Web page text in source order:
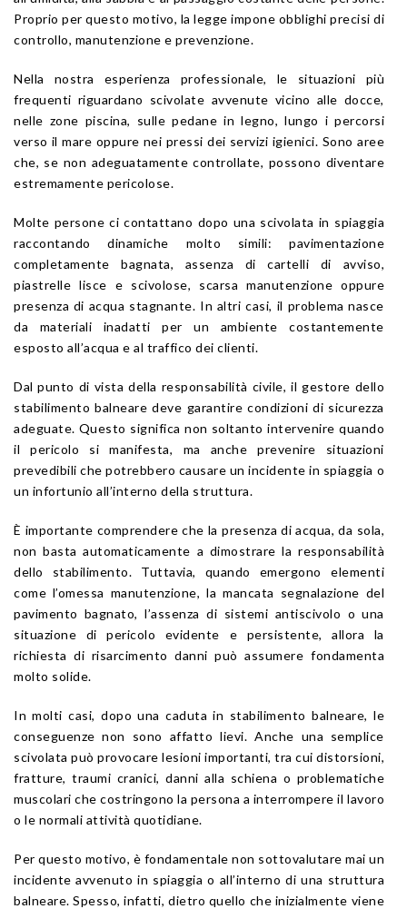
Proprio per questo motivo, la legge impone obblighi precisi di
controllo, manutenzione e prevenzione.
Nella nostra esperienza professionale, le situazioni più
frequenti riguardano scivolate avvenute vicino alle docce,
nelle zone piscina, sulle pedane in legno, lungo i percorsi
verso il mare oppure nei pressi dei servizi igienici. Sono aree
che, se non adeguatamente controllate, possono diventare
estremamente pericolose.
Molte persone ci contattano dopo una scivolata in spiaggia
raccontando dinamiche molto simili: pavimentazione
completamente bagnata, assenza di cartelli di avviso,
piastrelle lisce e scivolose, scarsa manutenzione oppure
presenza di acqua stagnante. In altri casi, il problema nasce
da materiali inadatti per un ambiente costantemente
esposto all’acqua e al traffico dei clienti.
Dal punto di vista della responsabilità civile, il gestore dello
stabilimento balneare deve garantire condizioni di sicurezza
adeguate. Questo significa non soltanto intervenire quando
il pericolo si manifesta, ma anche prevenire situazioni
prevedibili che potrebbero causare un incidente in spiaggia o
un infortunio all’interno della struttura.
È importante comprendere che la presenza di acqua, da sola,
non basta automaticamente a dimostrare la responsabilità
dello stabilimento. Tuttavia, quando emergono elementi
come l’omessa manutenzione, la mancata segnalazione del
pavimento bagnato, l’assenza di sistemi antiscivolo o una
situazione di pericolo evidente e persistente, allora la
richiesta di risarcimento danni può assumere fondamenta
molto solide.
In molti casi, dopo una caduta in stabilimento balneare, le
conseguenze non sono affatto lievi. Anche una semplice
scivolata può provocare lesioni importanti, tra cui distorsioni,
fratture, traumi cranici, danni alla schiena o problematiche
muscolari che costringono la persona a interrompere il lavoro
o le normali attività quotidiane.
Per questo motivo, è fondamentale non sottovalutare mai un
incidente avvenuto in spiaggia o all’interno di una struttura
balneare. Spesso, infatti, dietro quello che inizialmente viene